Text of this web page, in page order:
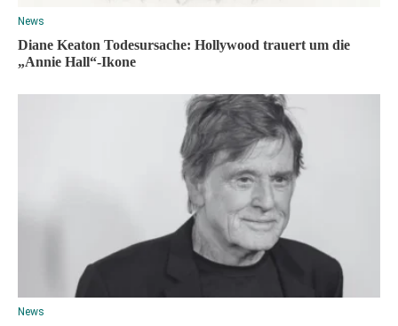
News
Diane Keaton Todesursache: Hollywood trauert um die
„Annie Hall“-Ikone
News